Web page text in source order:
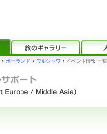
› ポーランド › ワルシャワ › イベント情報 一覧